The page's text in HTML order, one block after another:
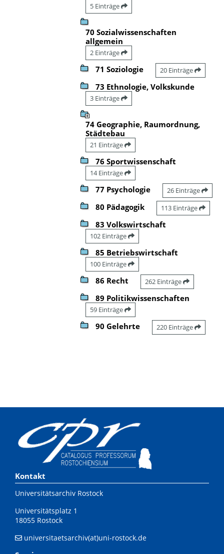
5 Einträge
70 Sozialwissenschaften
allgemein
2 Einträge
71 Soziologie 20 Einträge
73 Ethnologie, Volkskunde
3 Einträge
74 Geographie, Raumordnung,
Städtebau
21 Einträge
76 Sportwissenschaft
14 Einträge
77 Psychologie 26 Einträge
80 Pädagogik 113 Einträge
83 Volkswirtschaft
102 Einträge
85 Betriebswirtschaft
100 Einträge
86 Recht 262 Einträge
89 Politikwissenschaften
59 Einträge
90 Gelehrte 220 Einträge
Kontakt
Universitätsarchiv Rostock
Universitätsplatz 1
18055 Rostock
universitaetsarchiv(at)uni-rostock.de